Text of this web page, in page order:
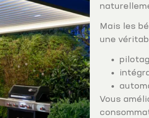
Mais les
une
Vous